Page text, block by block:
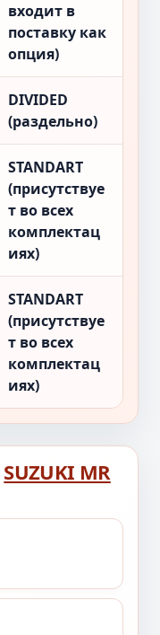
входит в
поставку как
опция)
DIVIDED
(раздельно)
STANDART
(присутствуе
т во всех
комплектац
иях)
STANDART
(присутствуе
т во всех
комплектац
иях)
SUZUKI MR